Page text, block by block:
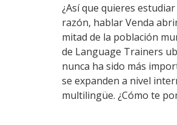
¿Así que quieres
razón, hablar Venda
mitad de la población
de Language Trainers
nunca ha sido más
se expanden a nivel
multilingüe. ¿Cómo te